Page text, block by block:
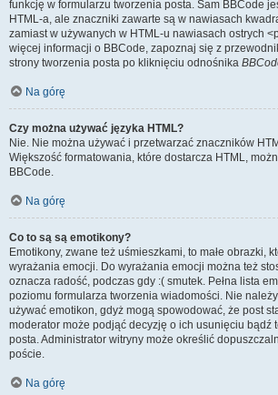
funkcję w formularzu tworzenia posta. Sam BBCode
HTML-a, ale znaczniki zawarte są w nawiasach
zamiast w używanych w HTML-u nawiasach ostrych
więcej informacji o BBCode, zapoznaj się z
strony tworzenia posta po kliknięciu odnośnika
Na górę
Czy można używać języka HTML?
Nie. Nie można używać i przetwarzać znaczników
Większość formatowania, które dostarcza HTML,
BBCode.
Na górę
Co to są są emotikony?
Emotikony, zwane też uśmieszkami, to małe obrazki,
wyrażania emocji. Do wyrażania emocji można też
oznacza radość, podczas gdy :( smutek. Pełna lista
poziomu formularza tworzenia wiadomości. Nie
używać emotikon, gdyż mogą spowodować, że post
moderator może podjąć decyzję o ich usunięciu bądź
posta. Administrator witryny może określić
poście.
Na górę